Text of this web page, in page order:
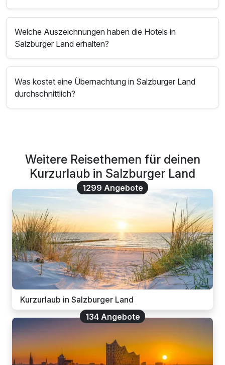
Welche Auszeichnungen haben die Hotels in
Salzburger Land erhalten?
Was kostet eine Übernachtung in Salzburger Land
durchschnittlich?
Weitere Reisethemen für deinen
Kurzurlaub in Salzburger Land
1299 Angebote
Kurzurlaub in Salzburger Land
134 Angebote